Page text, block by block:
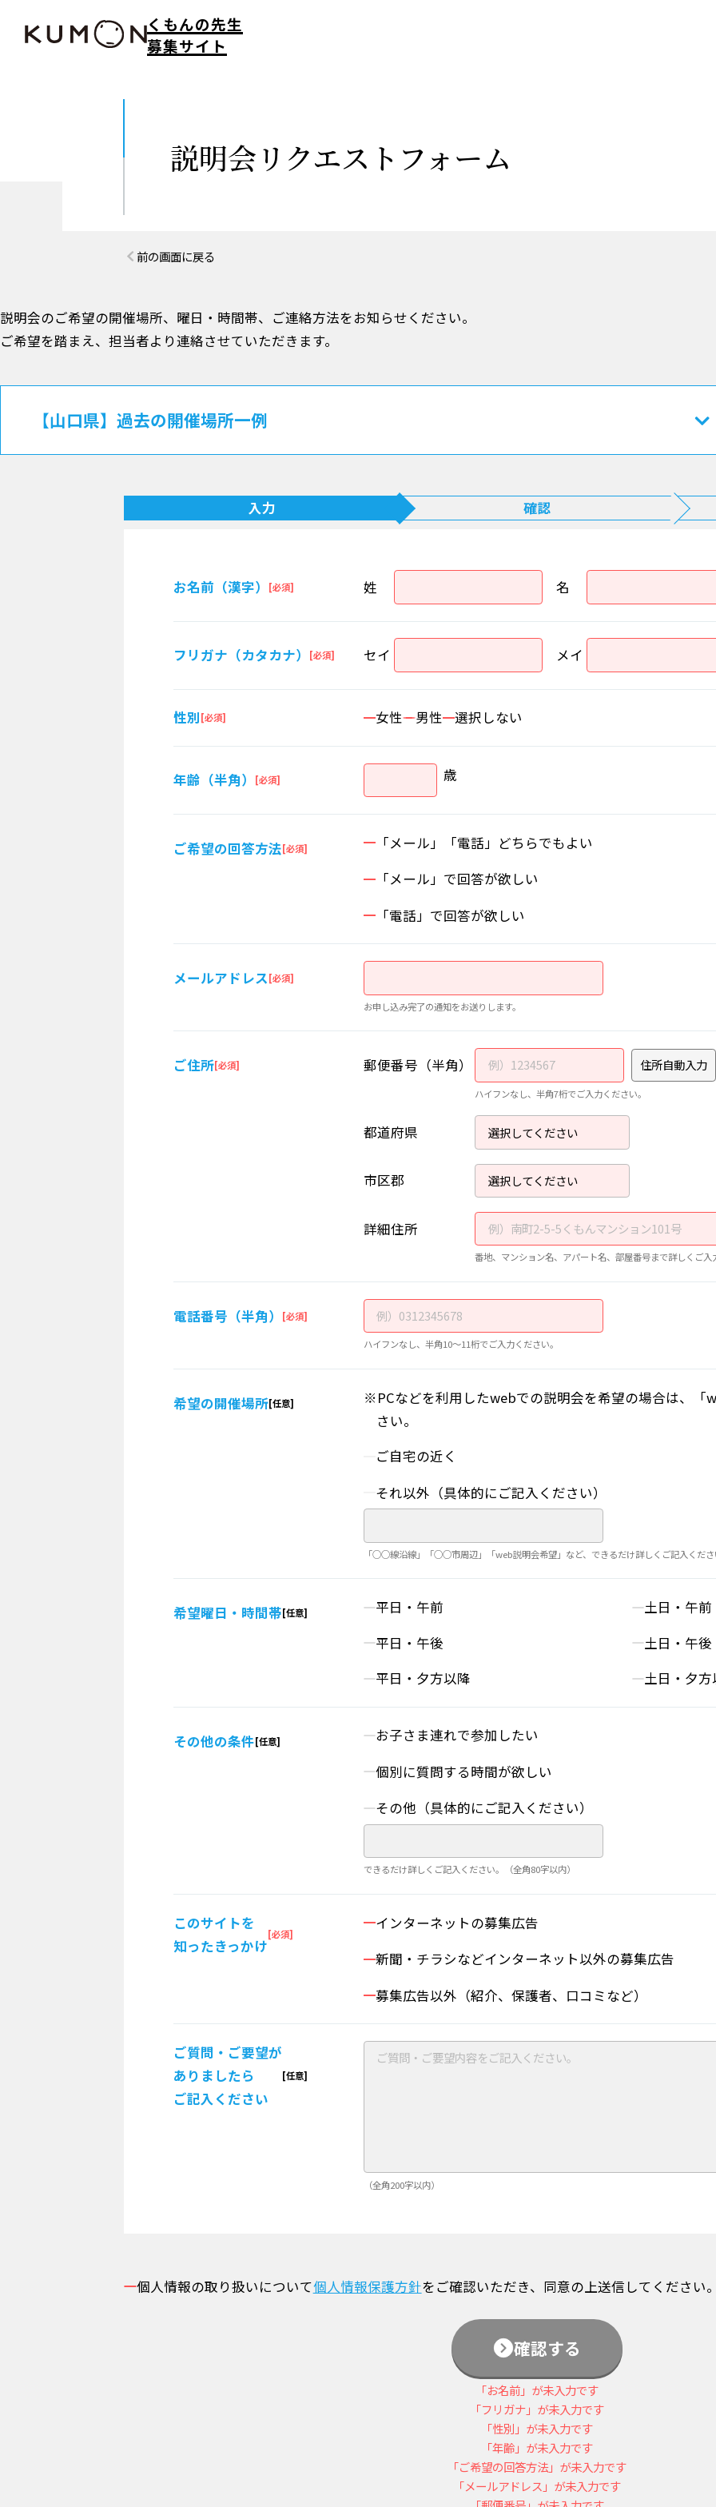
くもんの先生
募集サイト
説明会リクエスト フォーム
前の画面に戻る
説明会のご希望の開催場所、曜日・時間帯、ご連絡方法をお知らせください。
ご希望を踏まえ、担当者より連絡させていただきます。
【山口県】過去の開催場所一例
入力 確認
お名前（漢字） 姓 名
フリガナ（カタカナ） セイ メイ
性別 女性 男性 選択しない
年齢（半角） 歳
ご希望の回答方法
「メール」「電話」どちらでもよい
「メール」で回答が欲しい
「電話」で回答が欲しい
メールアドレス
お申し込み完了の通知をお送りします。
ご住所 郵便番号（半角） 住所自動入力
ハイフンなし、半角7桁でご入力ください。
都道府県
市区郡
詳細住所
番地、マンション名、アパート名、部屋番号まで詳しくご入
電話番号（半角）
ハイフンなし、半角10～11桁でご入力ください。
希望の開催場所
PCなどを利用したwebでの説明会を希望の場合は、「
さい。
ご自宅の近く
それ以外（具体的にご記入ください）
「○○線沿線」「○○市周辺」「web説明会希望」など、できるだけ詳しくご記入くださ
希望曜日・時間帯 平日・午前
土日・午前
平日・午後
土日・午後
平日・夕方以降
土日・夕
その他の条件
お子さま連れで参加したい
個別に質問する時間が欲しい
その他（具体的にご記入ください）
できるだけ詳しくご記入ください。（全角80字以内）
このサイトを
知ったきっかけ
インターネットの募集広告
新聞・チラシなどインターネット以外の募集広告
募集広告以外（紹介、保護者、口コミなど）
ご質問・ご要望が
ありましたら
ご記入ください
（全角200字以内）
個人情報の取り扱いについて個人情報保護方針をご確認いただき、同意の上送信してください
確認する
「お名前」が未入力です
「フリガナ」が未入力です
「性別」が未入力です
「年齢」が未入力です
「ご希望の回答方法」が未入力です
「メールアドレス」が未入力です